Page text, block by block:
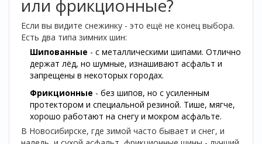
или фрикционные?
Если вы видите снежинку - это ещё не конец выбора.
Есть два типа зимних шин:
Шипованные - с металлическими шипами. Отлично
держат лёд, но шумные, изнашивают асфальт и
запрещены в некоторых городах.
Фрикционные - без шипов, но с усиленным
протектором и специальной резиной. Тише, мягче,
хорошо работают на снегу и мокром асфальте.
В Новосибирске, где зимой часто бывает и снег, и